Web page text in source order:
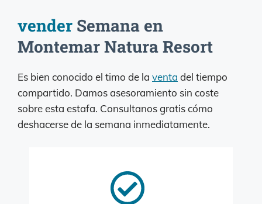
vender Semana en
Montemar Natura Resort
Es bien conocido el timo de la venta del tiempo
compartido. Damos asesoramiento sin coste
sobre esta estafa. Consultanos gratis cómo
deshacerse de la semana inmediatamente.